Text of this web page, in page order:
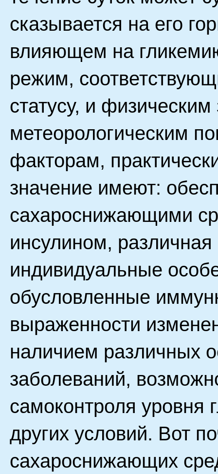
сказывается на его
влияющем на
режим,
статусу, и физическим
метеорологическим
факторам,
значение имеют:
сахароснижающими
инсулином,
индивидуальные
обусловленные
выраженности
наличием различных
заболеваний,
самоконтроля уровня
других условий. Вот
сахароснижающих